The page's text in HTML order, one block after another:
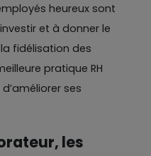
heureux sont
et à donner le
fidélisation des
pratique RH
ses
les